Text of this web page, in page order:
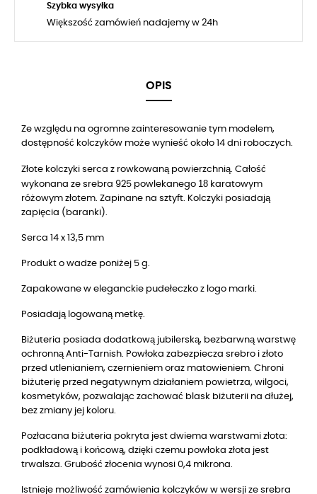
Szybka wysyłka
Większość zamówień nadajemy w 24h
OPIS
Ze względu na ogromne zainteresowanie tym modelem,
dostępność kolczyków może wynieść około 14 dni roboczych.
Złote kolczyki serca z rowkowaną powierzchnią. Całość
wykonana ze srebra 925 powlekanego 18 karatowym
różowym złotem. Zapinane na sztyft. Kolczyki posiadają
zapięcia (baranki).
Serca 14 x 13,5 mm
Produkt o wadze poniżej 5 g.
Zapakowane w eleganckie pudełeczko z logo marki.
Posiadają logowaną metkę.
Biżuteria posiada dodatkową jubilerską, bezbarwną warstwę
ochronną Anti-Tarnish. Powłoka zabezpiecza srebro i złoto
przed utlenianiem, czernieniem oraz matowieniem. Chroni
biżuterię przed negatywnym działaniem powietrza, wilgoci,
kosmetyków, pozwalając zachować blask biżuterii na dłużej,
bez zmiany jej koloru.
Pozłacana biżuteria pokryta jest dwiema warstwami złota:
podkładową i końcową, dzięki czemu powłoka złota jest
trwalsza. Grubość złocenia wynosi 0,4 mikrona.
Istnieje możliwość zamówienia kolczyków w wersji ze srebra